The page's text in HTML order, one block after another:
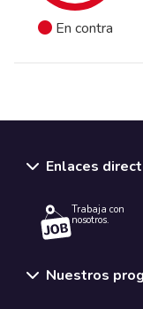
En contra
Enlaces
Trabaja con
nosotros.
Nuestros